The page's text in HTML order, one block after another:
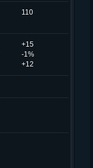
110
+15
-1%
+12